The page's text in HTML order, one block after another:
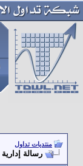
منتديات تداول
رسالة إدارية